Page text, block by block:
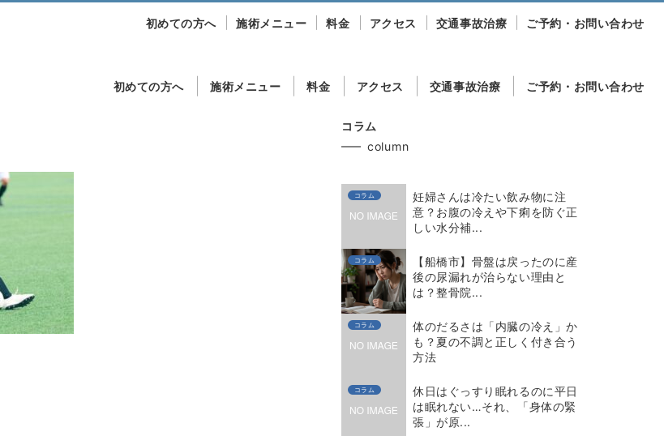
初めての方へ 施術メニュー 料金 アクセス 交通事故治療 ご予約・お問い合わせ
初めての方へ 施術メニュー 料金 アクセス 交通事故治療 ご予約・お問い合わせ
コラム
column
コラム
妊婦さんは冷たい飲み物に注
意？お腹の冷えや下痢を防ぐ正
しい水分補...
コラム
【船橋市】骨盤は戻ったのに産
後の尿漏れが治らない理由と
は？整骨院...
コラム
体のだるさは「内臓の冷え」か
も？夏の不調と正しく付き合う
方法
コラム
休日はぐっすり眠れるのに平日
は眠れない…それ、「身体の緊
張」が原...